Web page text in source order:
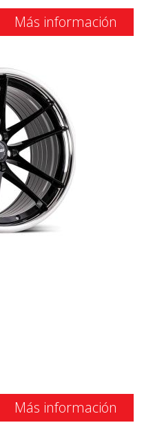
Más información
Más información